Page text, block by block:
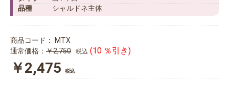
品種
シャルドネ主体
商品コード：
MTX
通常価格： ￥2,750 税込 (10 ％引き)
￥2,475 税込